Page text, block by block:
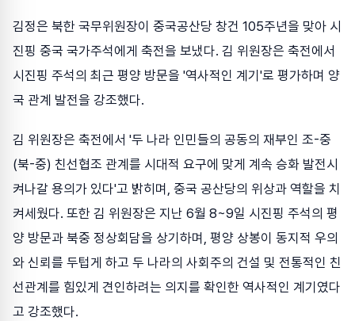
김정은 북한 국무위원장이 중국공산당 창건 105주년을 맞아 시
진핑 중국 국가주석에게 축전을 보냈다. 김 위원장은 축전에서
시진핑 주석의 최근 평양 방문을 '역사적인 계기'로 평가하며 양
국 관계 발전을 강조했다.
김 위원장은 축전에서 '두 나라 인민들의 공동의 재부인 조-중
(북-중) 친선협조 관계를 시대적 요구에 맞게 계속 승화 발전시
켜나갈 용의가 있다'고 밝히며, 중국 공산당의 위상과 역할을 치
켜세웠다. 또한 김 위원장은 지난 6월 8~9일 시진핑 주석의 평
양 방문과 북중 정상회담을 상기하며, 평양 상봉이 동지적 우의
와 신뢰를 두텁게 하고 두 나라의 사회주의 건설 및 전통적인 친
선관계를 힘있게 견인하려는 의지를 확인한 역사적인 계기였다
고 강조했다.